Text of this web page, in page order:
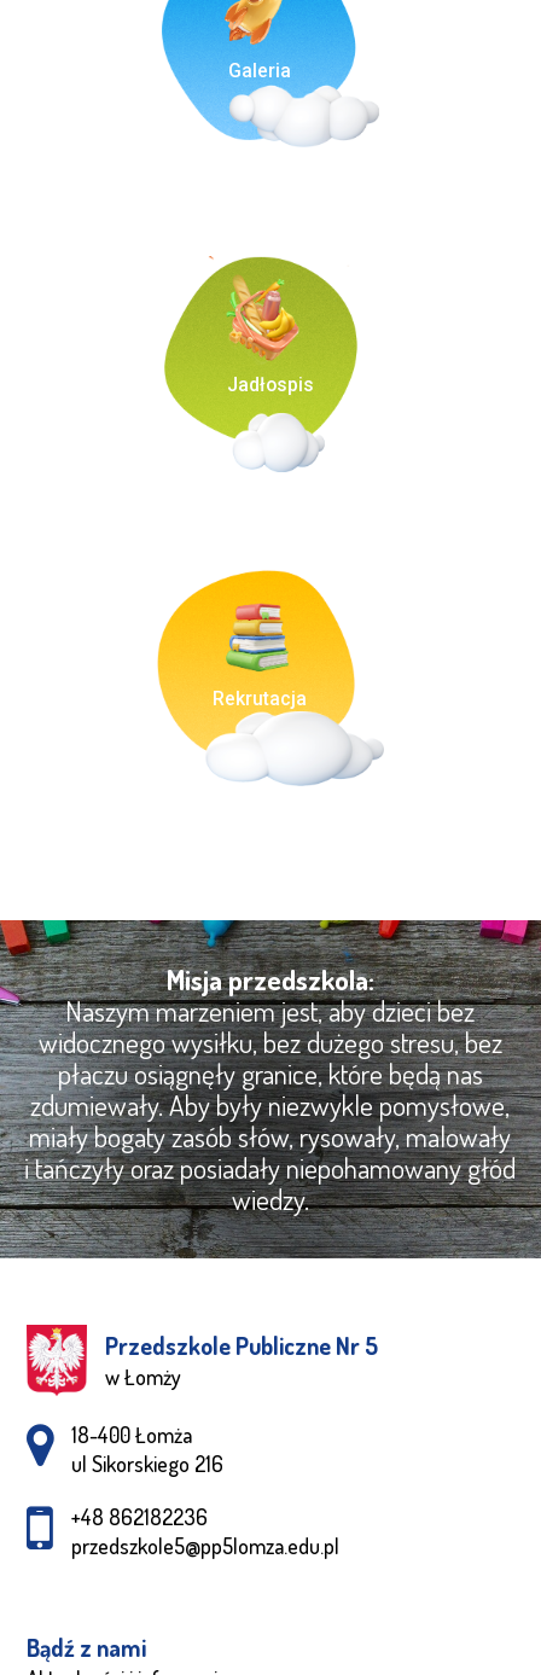
Galeria
Jadłospis
Rekrutacja
Misja przedszkola:
Naszym marzeniem jest, aby dzieci bez
widocznego wysiłku, bez dużego stresu, bez
płaczu osiągnęły granice, które będą nas
zdumiewały. Aby były niezwykle pomysłowe,
miały bogaty zasób słów, rysowały, malowały
i tańczyły oraz posiadały niepohamowany głód
wiedzy.
Przedszkole Publiczne Nr 5
w Łomży
Adres pocztowy:
18-400 Łomża
ul Sikorskiego 216
+48 862182236
przedszkole5@pp5lomza.edu.pl
Bądź z nami